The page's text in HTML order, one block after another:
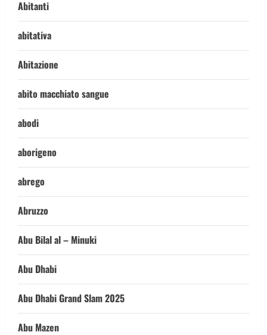
Abitanti
abitativa
Abitazione
abito macchiato sangue
abodi
aborigeno
abrego
Abruzzo
Abu Bilal al – Minuki
Abu Dhabi
Abu Dhabi Grand Slam 2025
Abu Mazen